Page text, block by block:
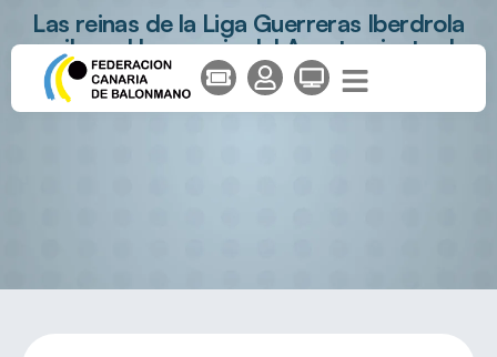
Las reinas de la Liga Guerreras Iberdrola
reciben el homenaje del Ayuntamiento de
Telde y del Gobierno de Canarias en una
emotiva jornada